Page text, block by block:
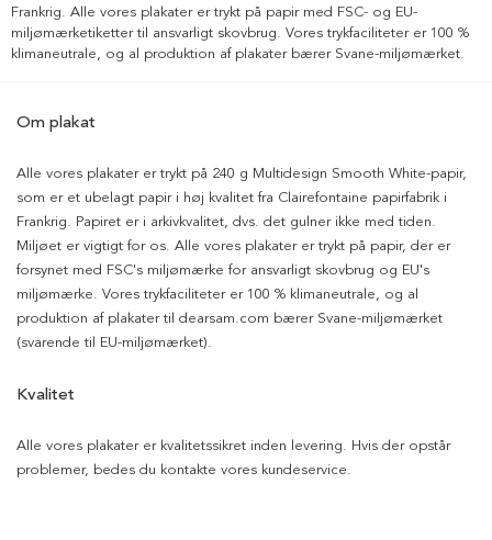
Frankrig. Alle vores plakater er trykt på papir med FSC- og EU-
miljømærketiketter til ansvarligt skovbrug. Vores trykfaciliteter er 100 %
klimaneutrale, og al produktion af plakater bærer Svane-miljømærket.
Om plakat
Alle vores plakater er trykt på 240 g Multidesign Smooth White-papir,
som er et ubelagt papir i høj kvalitet fra Clairefontaine papirfabrik i
Frankrig. Papiret er i arkivkvalitet, dvs. det gulner ikke med tiden.
Miljøet er vigtigt for os. Alle vores plakater er trykt på papir, der er
forsynet med FSC's miljømærke for ansvarligt skovbrug og EU's
miljømærke. Vores trykfaciliteter er 100 % klimaneutrale, og al
produktion af plakater til dearsam.com bærer Svane-miljømærket
(svarende til EU-miljømærket).
Kvalitet
Alle vores plakater er kvalitetssikret inden levering. Hvis der opstår
problemer, bedes du kontakte vores kundeservice.